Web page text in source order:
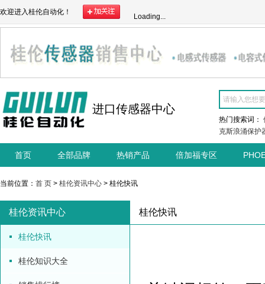
欢迎进入桂伦自动化！
Loading...
进口传感器中心
热门搜索词：
克斯浪涌保护
首页 全部品牌 热销产品 倍加福专区
当前位置： 首 页 > 桂伦资讯中心 > 桂伦快讯
桂伦资讯中心
桂伦快讯
桂伦知识大全
桂伦快讯